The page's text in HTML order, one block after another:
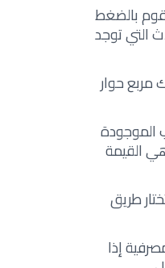
بالضغط
التي توجد
مربع حوار
الموجودة
القيمة
طريق
إذا